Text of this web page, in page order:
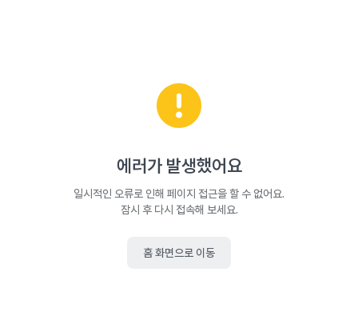
에러가 발생했어요
일시적인 오류로 인해 페이지 접근을 할 수 없어요.
잠시 후 다시 접속해 보세요.
홈 화면으로 이동